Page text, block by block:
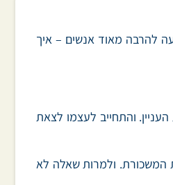
להרבה מאוד אנשים – איך
והתחייב לעצמו לצאת
המשכורת. ולמרות שאלה לא